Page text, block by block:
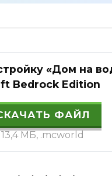
«Дом на
Bedrock Edition
ФАЙЛ
13,4 МБ, .mcworld